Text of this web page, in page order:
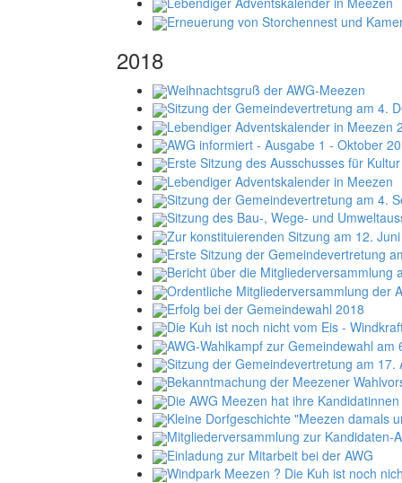
Erneuerung von Storchennest und
2018
Weihnachtsgruß der AWG-Meezen
Sitzung der Gemeindevertretung am 4.
Lebendiger Adventskalender in Meezen
AWG informiert - Ausgabe 1 - Oktober
Erste Sitzung des Ausschusses für
Lebendiger Adventskalender in Meezen
Sitzung der Gemeindevertretung am 4.
Sitzung des Bau-, Wege- und
Zur konstituierenden Sitzung am 12.
Erste Sitzung der Gemeindevertretung
Bericht über die Mitgliederversammlung
Ordentliche Mitgliederversammlung der
Erfolg bei der Gemeindewahl 2018
Die Kuh ist noch nicht vom Eis -
AWG-Wahlkampf zur Gemeindewahl am
Sitzung der Gemeindevertretung am 17.
Bekanntmachung der Meezener
Die AWG Meezen hat ihre
Kleine Dorfgeschichte "Meezen damals
Mitgliederversammlung zur Kandidaten-
Einladung zur Mitarbeit bei der AWG
Windpark Meezen ? Die Kuh ist noch